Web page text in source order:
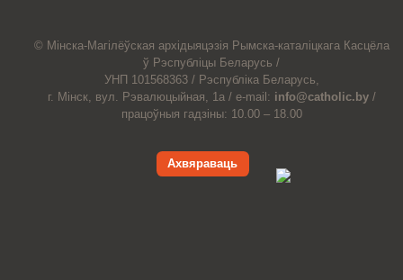
© Мiнска-Магiлёўская архiдыяцэзiя Рымска-каталіцкага Касцёла
ў Рэспубліцы Беларусь /
УНП 101568363 / Рэспубліка Беларусь,
г. Мінск, вул. Рэвалюцыйная, 1а / e-mail: info@catholic.by /
працоўныя гадзіны: 10.00 – 18.00
Ахвяраваць